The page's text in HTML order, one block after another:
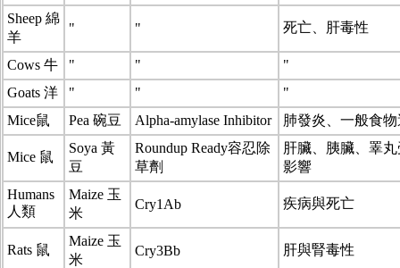
Sheep 綿
羊
" " 死亡、肝毒性
Cows 牛 " "
"
Goats 洋
" "
"
Mice鼠
Pea 碗豆 Alpha-amylase Inhibitor 肺發炎、一般食
Mice 鼠
Soya 黃
豆
Roundup Ready容忍除
草劑
肝臟、胰臟、睪
影響
Humans
人類
Maize 玉
米
Cry1Ab 疾病與死亡
Rats 鼠
Maize 玉
米
Cry3Bb 肝與腎毒性